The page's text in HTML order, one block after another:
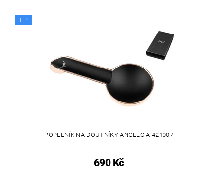
TIP
POPELNÍK NA DOUTNÍKY ANGELO A 421007
690 Kč